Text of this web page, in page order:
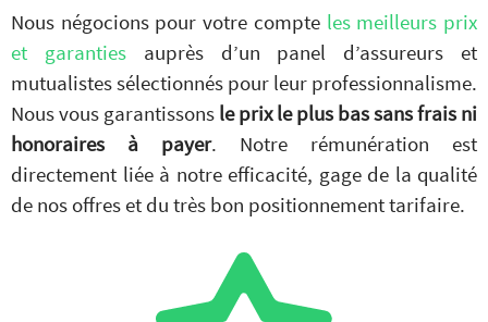
Nous négocions pour votre compte les meilleurs prix
et garanties auprès d’un panel d’assureurs et
mutualistes sélectionnés pour leur professionnalisme.
Nous vous garantissons le prix le plus bas sans frais ni
honoraires à payer. Notre rémunération est
directement liée à notre efficacité, gage de la qualité
de nos offres et du très bon positionnement tarifaire.